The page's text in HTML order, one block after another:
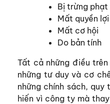
Bị trừng phạt
Mất quyền lợi
Mất cơ hội
Do bản tính
Tất cả những điều
những tư duy và cơ
những chính sách, quy
hiến vì công ty mà